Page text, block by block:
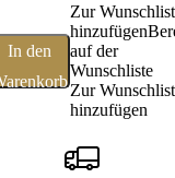
In den
Zur
hinzufügen
auf der
Wunschliste
Zur
hinzufügen